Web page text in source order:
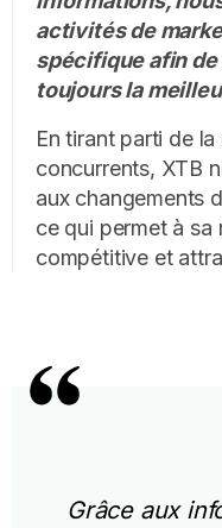
activités de
spécifique afin
toujours la
En tirant parti de
concurrents, XTB
aux changements
ce qui permet à sa
compétitive et
Grâce aux